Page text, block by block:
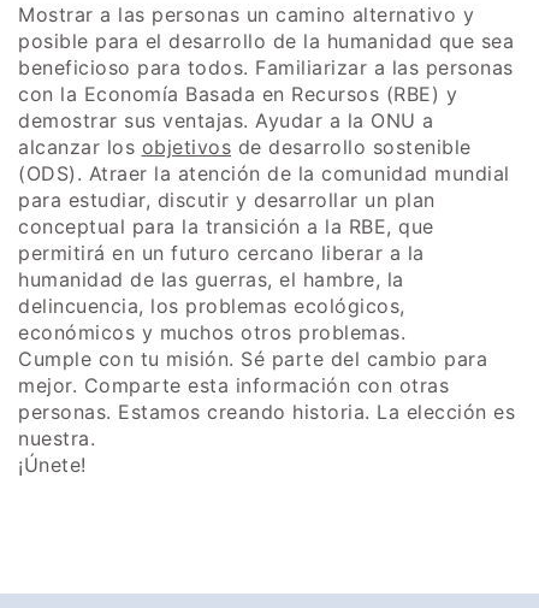
Mostrar a las personas un camino alternativo y
posible para el desarrollo de la humanidad que sea
beneficioso para todos. Familiarizar a las personas
con la Economía Basada en Recursos (RBE) y
demostrar sus ventajas. Ayudar a la ONU a
alcanzar los objetivos de desarrollo sostenible
(ODS). Atraer la atención de la comunidad mundial
para estudiar, discutir y desarrollar un plan
conceptual para la transición a la RBE, que
permitirá en un futuro cercano liberar a la
humanidad de las guerras, el hambre, la
delincuencia, los problemas ecológicos,
económicos y muchos otros problemas.
Cumple con tu misión. Sé parte del cambio para
mejor. Comparte esta información con otras
personas. Estamos creando historia. La elección es
nuestra.
¡Únete!